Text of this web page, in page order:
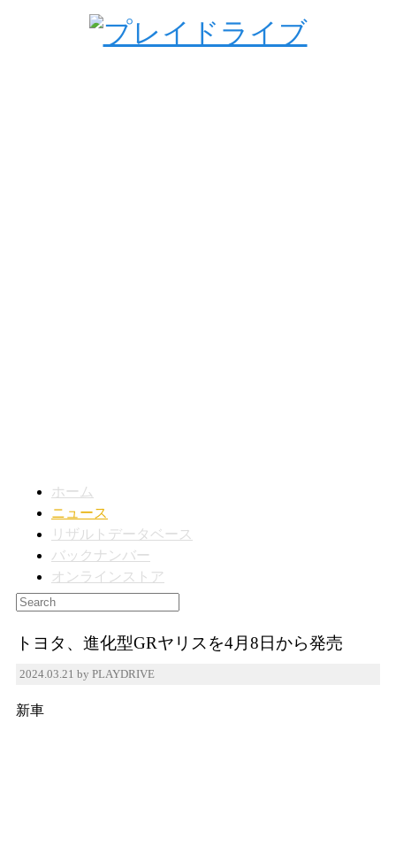
ホーム
ニュース
リザルトデータベース
バックナンバー
オンラインストア
トヨタ、進化型GRヤリスを4月8日から発売
2024.03.21 by PLAYDRIVE
新車